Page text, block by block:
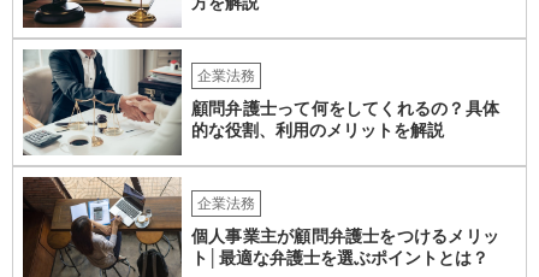
企業法務
顧問弁護士って何をしてくれるの？具体
的な役割、利用のメリットを解説
企業法務
個人事業主が顧問弁護士をつけるメリッ
ト│最適な弁護士を選ぶポイントとは？